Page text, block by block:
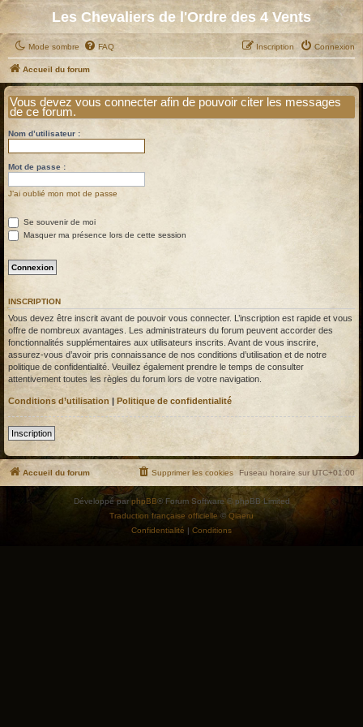
Les Chevaliers de l'Ordre des 4 Vents
Mode sombre FAQ Connexion
Inscription
Accueil du forum
Vous devez vous connecter afin de pouvoir citer les messages
de ce forum.
Nom d’utilisateur :
Mot de passe :
J’ai oublié mon mot de passe
Se souvenir de moi
Masquer ma présence lors de cette session
INSCRIPTION
Vous devez être inscrit avant de pouvoir vous connecter. L’inscription est rapide et vous
offre de nombreux avantages. Les administrateurs du forum peuvent accorder des
fonctionnalités supplémentaires aux utilisateurs inscrits. Avant de vous inscrire,
assurez-vous d’avoir pris connaissance de nos conditions d’utilisation et de notre
politique de confidentialité. Veuillez également prendre le temps de consulter
attentivement toutes les règles du forum lors de votre navigation.
Conditions d’utilisation | Politique de confidentialité
Inscription
Accueil du forum Fuseau horaire surUTC+01:00
Supprimer les cookies
Développé par phpBB® Forum Software © phpBB Limited
Traduction française officielle © Qiaeru
Confidentialité | Conditions